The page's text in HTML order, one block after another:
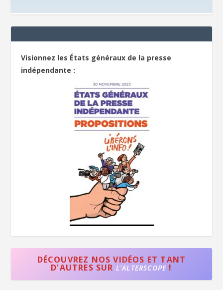
Visionnez les États généraux de la presse
indépendante :
DÉCOUVREZ NOS VIDÉOS ET TANT
D'AUTRES SUR L'ALTERSCOPE !